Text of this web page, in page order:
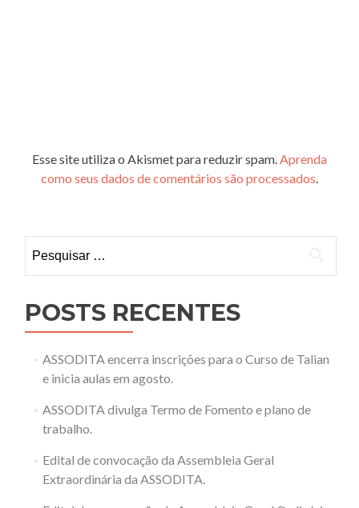
Esse site utiliza o Akismet para reduzir spam.Aprenda
como seus dados de comentários são processados.
por:
POSTS RECENTES
ASSODITA encerra inscrições para o Curso de Talian
e inicia aulas em agosto.
ASSODITA divulga Termo de Fomento e plano de
trabalho.
Edital de convocação da Assembleia Geral
Extraordinária da ASSODITA.